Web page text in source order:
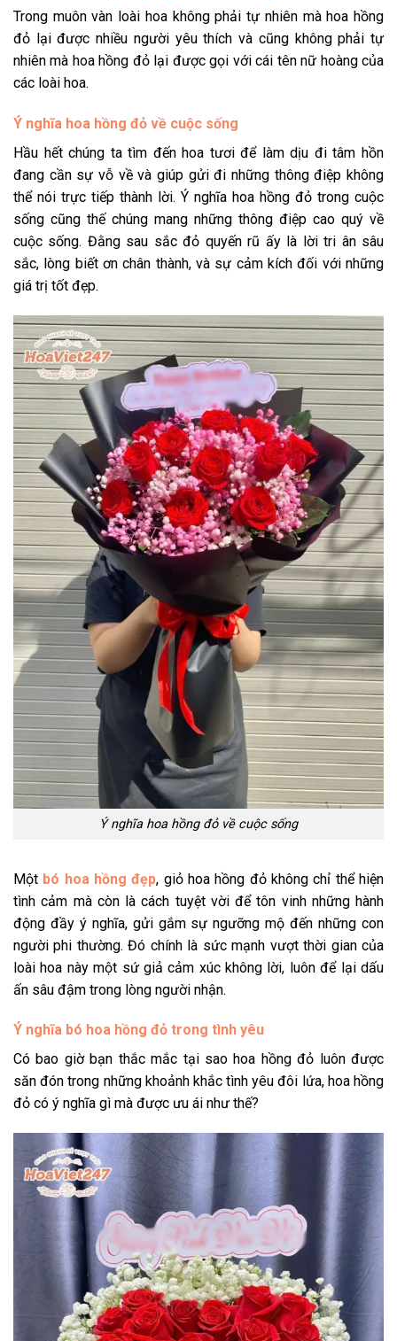
Trong muôn vàn loài hoa không phải tự nhiên mà hoa hồng
đỏ lại được nhiều người yêu thích và cũng không phải tự
nhiên mà hoa hồng đỏ lại được gọi với cái tên nữ hoàng của
các loài hoa.
Ý nghĩa hoa hồng đỏ về cuộc sống
Hầu hết chúng ta tìm đến hoa tươi để làm dịu đi tâm hồn
đang cần sự vỗ về và giúp gửi đi những thông điệp không
thể nói trực tiếp thành lời. Ý nghĩa hoa hồng đỏ trong cuộc
sống cũng thế chúng mang những thông điệp cao quý về
cuộc sống. Đằng sau sắc đỏ quyến rũ ấy là lời tri ân sâu
sắc, lòng biết ơn chân thành, và sự cảm kích đối với những
giá trị tốt đẹp.
Ý nghĩa hoa hồng đỏ về cuộc sống
Một bó hoa hồng đẹp, giỏ hoa hồng đỏ không chỉ thể hiện
tình cảm mà còn là cách tuyệt vời để tôn vinh những hành
động đầy ý nghĩa, gửi gắm sự ngưỡng mộ đến những con
người phi thường. Đó chính là sức mạnh vượt thời gian của
loài hoa này một sứ giả cảm xúc không lời, luôn để lại dấu
ấn sâu đậm trong lòng người nhận.
Ý nghĩa bó hoa hồng đỏ trong tình yêu
Có bao giờ bạn thắc mắc tại sao hoa hồng đỏ luôn được
săn đón trong những khoảnh khắc tình yêu đôi lứa, hoa hồng
đỏ có ý nghĩa gì mà được ưu ái như thế?
Vũ Quốc Hùng
0979******Đặt hàng thành công
phút trước